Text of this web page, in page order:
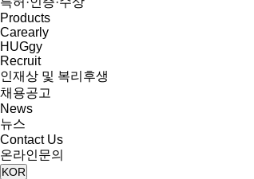
Products
Carearly
HUGgy
Recruit
인재상 및 복리후생
채용공고
News
뉴스
Contact Us
온라인문의
KOR